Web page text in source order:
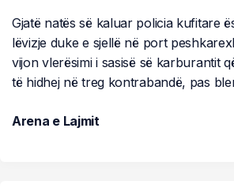
Gjatë natës së kaluar policia kufitare
lëvizje duke e sjellë në port
vijon vlerësimi i sasisë së karburantit
të hidhej në treg kontrabandë, pas
Arena e Lajmit